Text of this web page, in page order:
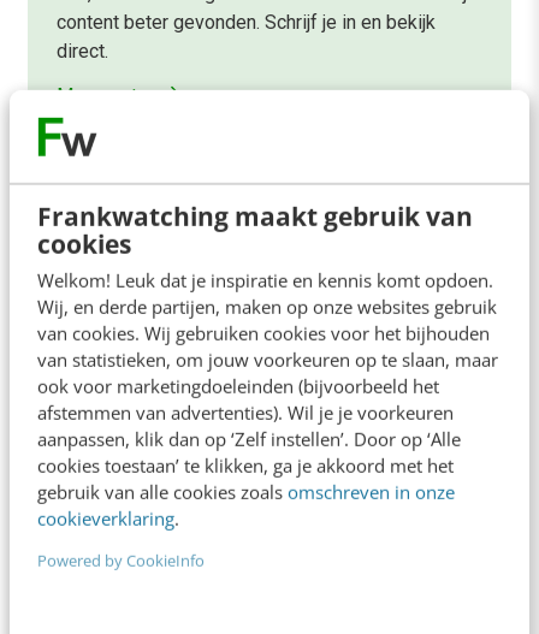
Frankwatching maakt gebruik van
cookies
Welkom! Leuk dat je inspiratie en kennis komt opdoen.
Wij, en derde partijen, maken op onze websites gebruik
van cookies. Wij gebruiken cookies voor het bijhouden
van statistieken, om jouw voorkeuren op te slaan, maar
ook voor marketingdoeleinden (bijvoorbeeld het
afstemmen van advertenties). Wil je je voorkeuren
aanpassen, klik dan op ‘Zelf instellen’. Door op ‘Alle
cookies toestaan’ te klikken, ga je akkoord met het
gebruik van alle cookies zoals omschreven in onze
cookieverklaring.
Powered by CookieInfo
content beter gevonden. Schrijf je in en bekijk
direct.
Meer weten
Contact Redactie
redactie@frankwatching.com
+31 30 200 1045
Tarieven
Meer contactopties
Frankwatching